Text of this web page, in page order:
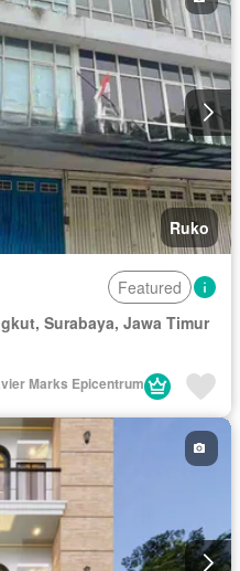
Ruko
Featured
Surabaya, Jawa Timur
Marks Epicentrum